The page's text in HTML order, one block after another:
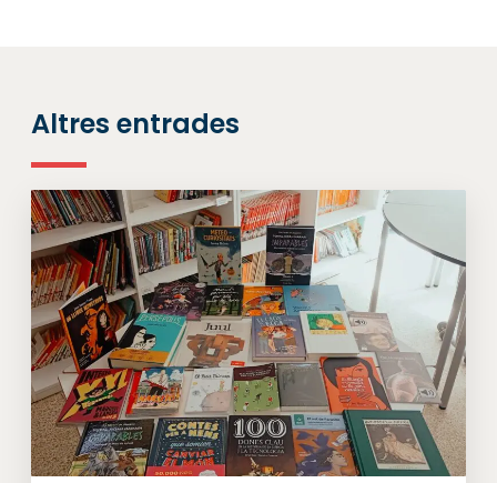
Altres entrades